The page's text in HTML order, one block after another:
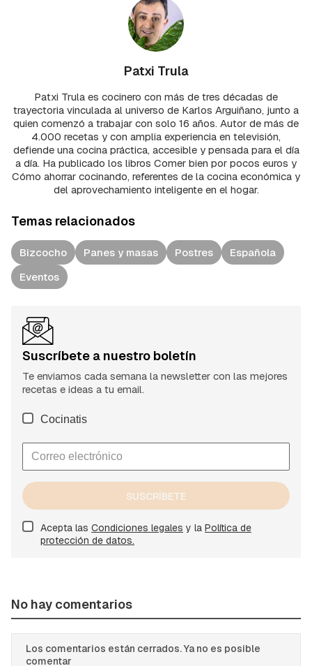
Patxi Trula
Patxi Trula es cocinero con más de tres décadas de
trayectoria vinculada al universo de Karlos Arguiñano, junto a
quien comenzó a trabajar con solo 16 años. Autor de más de
4.000 recetas y con amplia experiencia en televisión,
defiende una cocina práctica, accesible y pensada para el día
a día. Ha publicado los libros Comer bien por pocos euros y
Cómo ahorrar cocinando, referentes de la cocina económica y
del aprovechamiento inteligente en el hogar.
Temas relacionados
Bizcocho Panes y masas Postres
Española
Eventos
Suscríbete a nuestro boletín
Te enviamos cada semana la newsletter con las mejores
recetas e ideas a tu email.
Cocinatis
SUSCRÍBETE
Acepta las Condiciones legales y la Política de
protección de datos.
No hay comentarios
Los comentarios están cerrados. Ya no es posible
comentar